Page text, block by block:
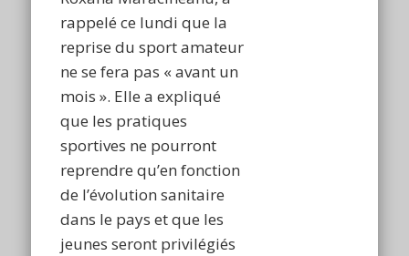
rappelé ce lundi que la
reprise du sport amateur
ne se fera pas « avant un
mois ». Elle a expliqué
que les pratiques
sportives ne pourront
reprendre qu’en fonction
de l’évolution sanitaire
dans le pays et que les
jeunes seront privilégiés